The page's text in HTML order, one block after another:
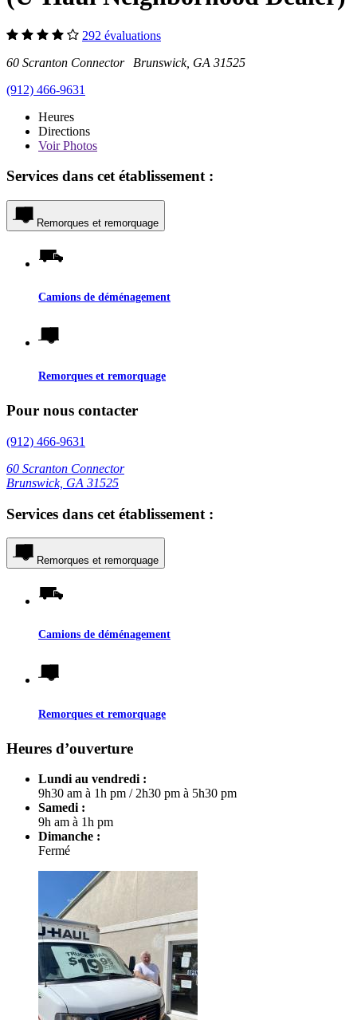
292 évaluations
60 Scranton Connector Brunswick, GA 31525
(912) 466-9631
Heures
Directions
VoirPhotos
Services dans cet établissement :
Remorques et remorquage
Camions de déménagement
Remorques et remorquage
Pour nous contacter
(912) 466-9631
60 Scranton Connector
Brunswick, GA 31525
Services dans cet établissement :
Remorques et remorquage
Camions de déménagement
Remorques et remorquage
Heures d’ouverture
Lundi au vendredi :
9h30 am à 1h pm / 2h30 pm à 5h30 pm
Samedi :
9h am à 1h pm
Dimanche :
Fermé